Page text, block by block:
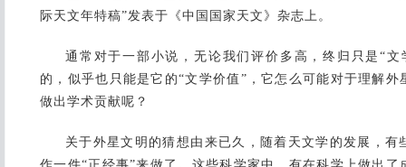
际天文年特稿”发表于《中国国家天文》杂志上。
通常对于一部小说，无论我们评价多高，终归只是“
的，似乎也只能是它的“文学价值”，它怎么可能对于理解
做出学术贡献呢？
关于外星文明的猜想由来已久，随着天文学的发展，有